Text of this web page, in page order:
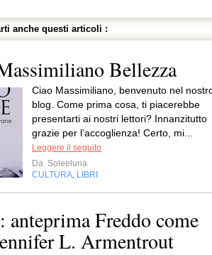
anche questi articoli :
Bellezza
Ciao Massimiliano, benvenuto nel
blog. Come prima cosa, ti piacerebbe
presentarti ai nostri lettori? Innanzitutto
grazie per l’accoglienza! Certo, mi...
Leggere il seguito
Da Soleeluna
CULTURA LIBRI
Freddo come
L. Armentrout